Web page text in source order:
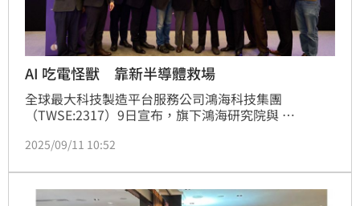
AI 吃電怪獸 靠新半導體救場
全球最大科技製造平台服務公司鴻海科技集團
（TWSE:2317）9日宣布，旗下鴻海研究院與
舉辦「功率暨光電半導體論壇／NExT Forum
Unlocking the Future of AI」為主題，聚焦功率與光
電半導體在新世代 AI 伺服器與資料中心的應用，
2025/09/11 10:52